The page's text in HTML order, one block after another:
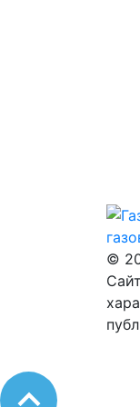
©